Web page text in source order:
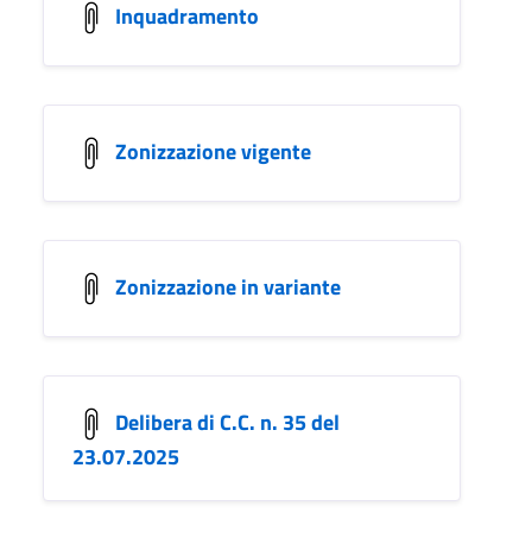
Inquadramento
Zonizzazione vigente
Zonizzazione in variante
Delibera di C.C. n. 35 del
23.07.2025